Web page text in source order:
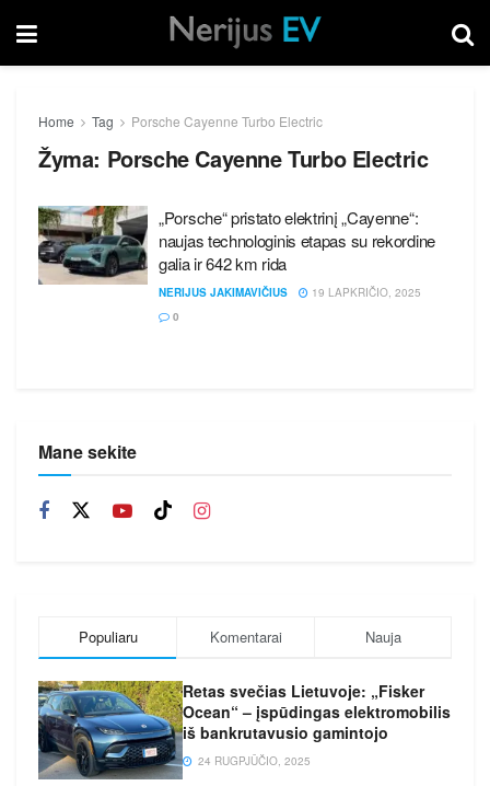
Home Tag Porsche Cayenne Turbo Electric
Žyma: Porsche Cayenne Turbo Electric
„Porsche“ pristato elektrinį „Cayenne“:
naujas technologinis etapas su rekordine
galia ir 642 km rida
NERIJUS JAKIMAVIČIUS
19 LAPKRIČIO, 2025
0
Mane sekite
Populiaru Komentarai Nauja
Retas svečias Lietuvoje: „Fisker
Ocean“ – įspūdingas elektromobilis
iš bankrutavusio gamintojo
24 RUGPJŪČIO, 2025